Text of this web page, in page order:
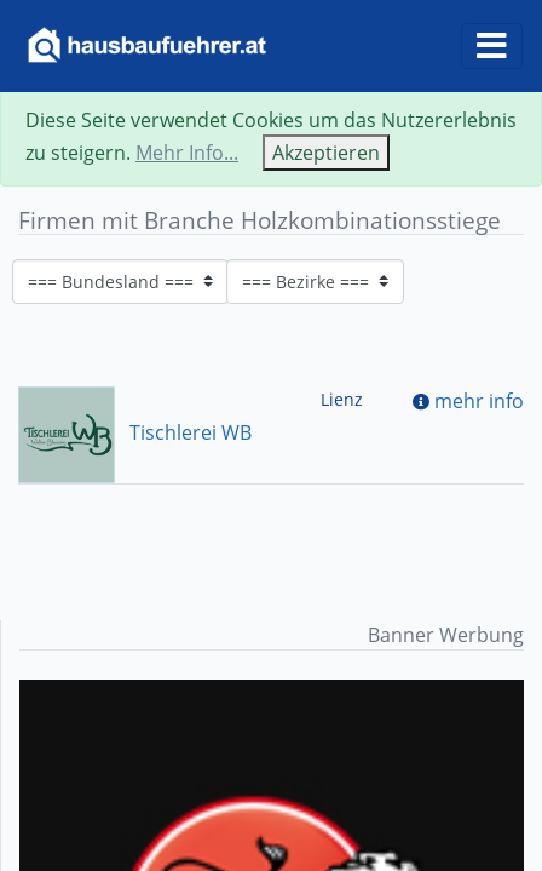
Firmen mit Branche Holzkombinationsstiege
Tischlerei WB
Lienz mehr info
Banner Werbung
Diese Seite verwendet Cookies um das Nutzererlebnis
zu steigern. Mehr Info... Akzeptieren